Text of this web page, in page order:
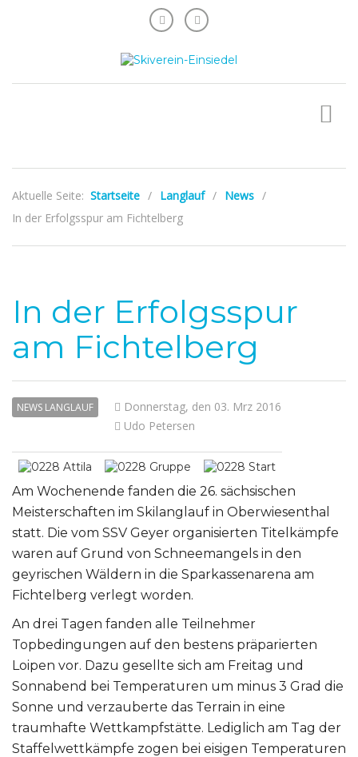
Aktuelle Seite: Startseite / Langlauf / News /
In der Erfolgsspur am Fichtelberg
In der Erfolgsspur
am Fichtelberg
NEWS LANGLAUF
Donnerstag, den 03. Mrz 2016
Udo Petersen
Am Wochenende fanden die 26. sächsischen
Meisterschaften im Skilanglauf in Oberwiesenthal
statt. Die vom SSV Geyer organisierten Titelkämpfe
waren auf Grund von Schneemangels in den
geyrischen Wäldern in die Sparkassenarena am
Fichtelberg verlegt worden.
An drei Tagen fanden alle Teilnehmer
Topbedingungen auf den bestens präparierten
Loipen vor. Dazu gesellte sich am Freitag und
Sonnabend bei Temperaturen um minus 3 Grad die
Sonne und verzauberte das Terrain in eine
traumhafte Wettkampfstätte. Lediglich am Tag der
Staffelwettkämpfe zogen bei eisigen Temperaturen